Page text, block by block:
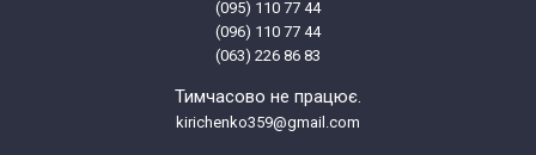
(095) 110 77 44
(096) 110 77 44
(063) 226 86 83
Тимчасово не працює.
kirichenko359@gmail.com